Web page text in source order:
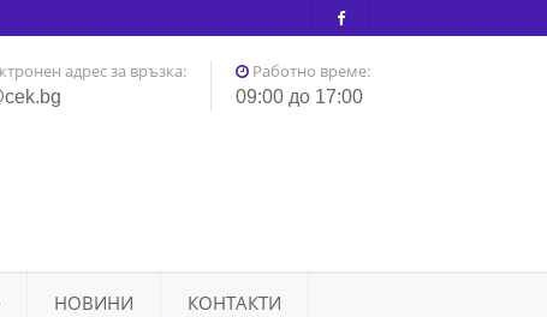
адрес за връзка: Работно време:
09:00 до 17:00
НОВИНИ КОНТАКТИ